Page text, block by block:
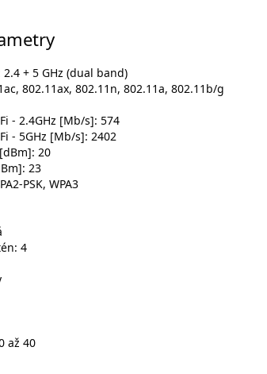
+ 5 GHz (dual band)
802.11ax, 802.11n, 802.11a, 802.11b/g
- 2.4GHz [Mb/s]: 574
- 5GHz [Mb/s]: 2402
20
23
PSK, WPA3
4
až 40